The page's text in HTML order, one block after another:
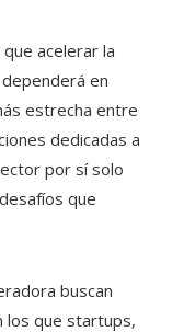
acelerar la
en
estrecha entre
dedicadas a
por sí solo
que
buscan
los que startups,